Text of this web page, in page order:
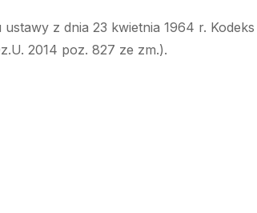
z dnia 23 kwietnia 1964 r.
2014 poz. 827 ze zm.).